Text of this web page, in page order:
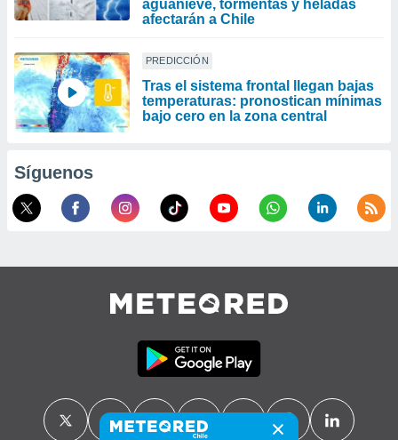
aguanieve, tormentas y heladas
afectarán a Chile
PREDICCIÓN
Tras el sistema frontal llegan bajas
temperaturas: pronostican mínimas
bajo cero en la zona central
Síguenos